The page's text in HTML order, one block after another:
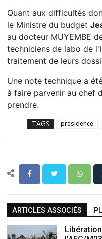
Quant aux difficultés
le Ministre du budget
au docteur MUYEMBE
techniciens de labo de
traitement de leurs
Une note technique a
à faire parvenir au chef
prendre.
TAGS présidence
ARTICLES ASSOCIÉS